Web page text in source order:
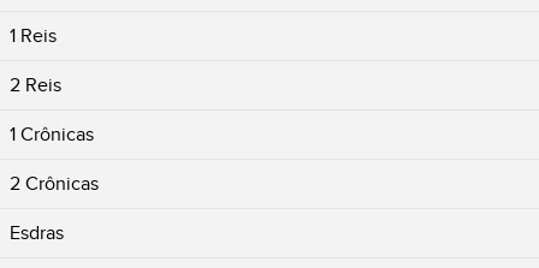
1 Reis
2 Reis
1 Crônicas
2 Crônicas
Esdras